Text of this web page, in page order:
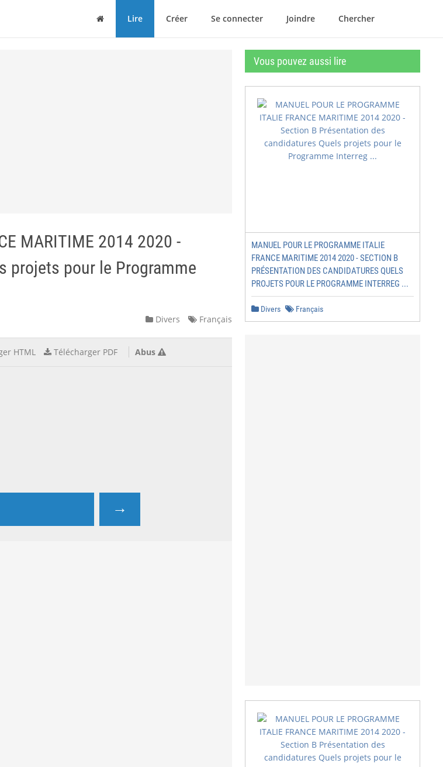
MaisonLire Créer Se connecter Joindre Chercher
MARITIME 2014 2020 -
projets pour le Programme
Divers Français
HTML Télécharger PDF Abus
→
Vous pouvez aussi lire
MANUEL POUR LE PROGRAMME ITALIE
FRANCE MARITIME 2014 2020 - SECTION B
PRÉSENTATION DES CANDIDATURES QUELS
PROJETS POUR LE PROGRAMME INTERREG ...
Divers Français